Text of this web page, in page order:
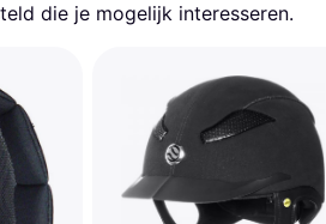
die je mogelijk interesseren.